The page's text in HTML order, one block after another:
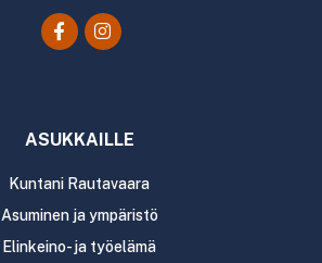
ASUKKAILLE
Kuntani Rautavaara
Asuminen ja ympäristö
Elinkeino- ja työelämä